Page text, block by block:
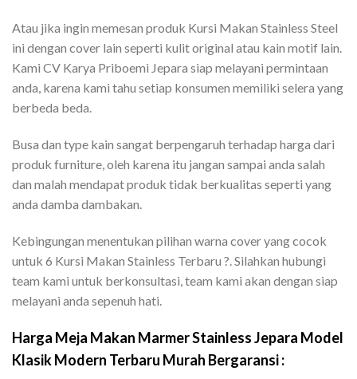
Atau jika ingin memesan produk Kursi Makan Stainless Steel
ini dengan cover lain seperti kulit original atau kain motif lain.
Kami CV Karya Priboemi Jepara siap melayani permintaan
anda, karena kami tahu setiap konsumen memiliki selera yang
berbeda beda.
Busa dan type kain sangat berpengaruh terhadap harga dari
produk furniture, oleh karena itu jangan sampai anda salah
dan malah mendapat produk tidak berkualitas seperti yang
anda damba dambakan.
Kebingungan menentukan pilihan warna cover yang cocok
untuk 6 Kursi Makan Stainless Terbaru ?. Silahkan hubungi
team kami untuk berkonsultasi, team kami akan dengan siap
melayani anda sepenuh hati.
Harga Meja Makan Marmer Stainless Jepara Model
Klasik Modern Terbaru Murah Bergaransi :